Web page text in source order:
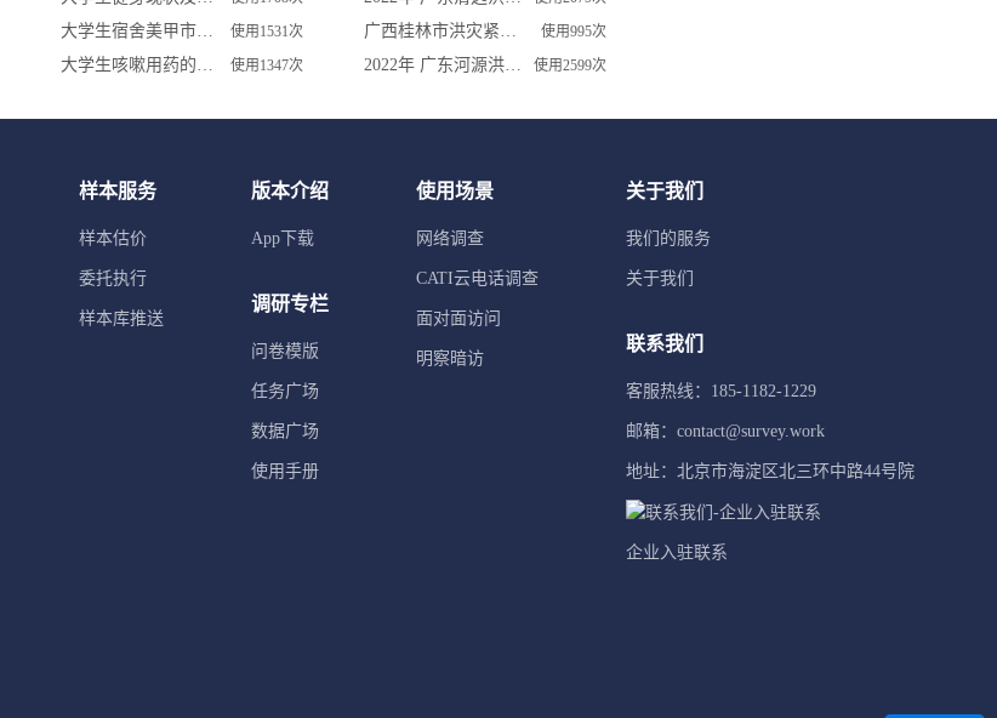
大学生宿舍美甲市场调研 使用1531次
大学生咳嗽用药的调查 使用1347次
广西桂林市洪灾紧急求助信息登记表 使用995次
2022年 广东河源洪灾紧急求助信息登记表 使用2599次
样本服务
样本估价
委托执行
样本库推送
版本介绍
App下载
调研专栏
问卷模版
任务广场
数据广场
使用手册
使用场景
网络调查
CATI云电话调查
面对面访问
明察暗访
关于我们
我们的服务
关于我们
联系我们
客服热线：185-1182-1229
邮箱：contact@survey.work
地址：北京市海淀区北三环中路44号院
企业入驻联系